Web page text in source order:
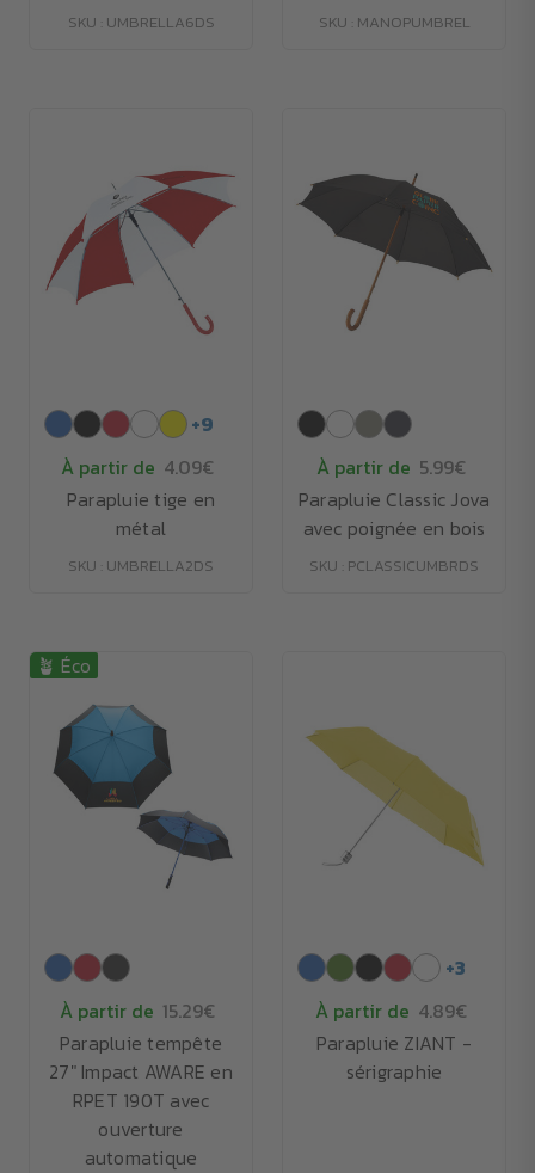
SKU : UMBRELLA6DS SKU : MANOPUMBREL
+9
À partir de 4.09€
Parapluie tige en
métal
SKU : UMBRELLA2DS
À partir de 5.99€
Parapluie Classic Jova
avec poignée en bois
SKU : PCLASSICUMBRDS
🪴 Éco
À partir de 15.29€
Parapluie tempête
27" Impact AWARE en
RPET 190T avec
ouverture
automatique
+3
À partir de 4.89€
Parapluie ZIANT -
sérigraphie